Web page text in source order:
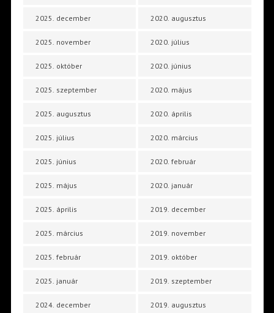
2025. december
2025. november
2025. október
2025. szeptember
2025. augusztus
2025. július
2025. június
2025. május
2025. április
2025. március
2025. február
2025. január
2024. december
2020. augusztus
2020. július
2020. június
2020. május
2020. április
2020. március
2020. február
2020. január
2019. december
2019. november
2019. október
2019. szeptember
2019. augusztus